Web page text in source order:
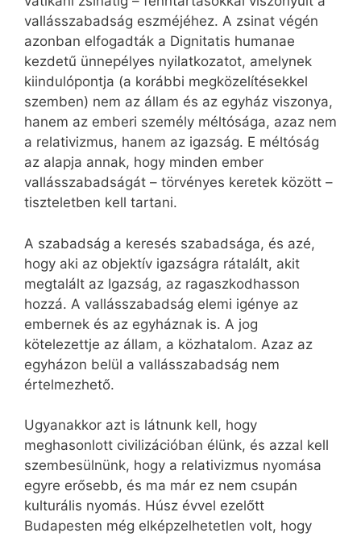
vallásszabadság eszméjéhez. A zsinat végén
azonban elfogadták a Dignitatis humanae
kezdetű ünnepélyes nyilatkozatot, amelynek
kiindulópontja (a korábbi megközelítésekkel
szemben) nem az állam és az egyház viszonya,
hanem az emberi személy méltósága, azaz nem
a relativizmus, hanem az igazság. E méltóság
az alapja annak, hogy minden ember
vallásszabadságát – törvényes keretek között –
tiszteletben kell tartani.
A szabadság a keresés szabadsága, és azé,
hogy aki az objektív igazságra rátalált, akit
megtalált az Igazság, az ragaszkodhasson
hozzá. A vallásszabadság elemi igénye az
embernek és az egyháznak is. A jog
kötelezettje az állam, a közhatalom. Azaz az
egyházon belül a vallásszabadság nem
értelmezhető.
Ugyanakkor azt is látnunk kell, hogy
meghasonlott civilizációban élünk, és azzal kell
szembesülnünk, hogy a relativizmus nyomása
egyre erősebb, és ma már ez nem csupán
kulturális nyomás. Húsz évvel ezelőtt
Budapesten még elképzelhetetlen volt, hogy